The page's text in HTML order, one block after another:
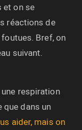
et on se
réactions de
Bref, on
suivant.
respiration
que dans un
aider, mais on